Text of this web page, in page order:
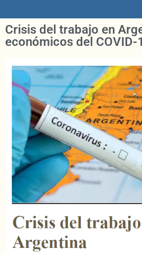
Crisis del trabajo en
económicos del COVID-